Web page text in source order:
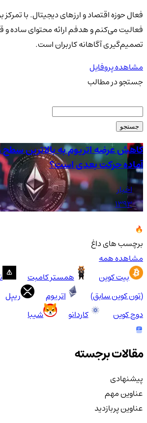
فعال حوزه اقتصاد و ارزهای دیجیتال. با تمرکز بر
فعالیت می‌کنم و هدفم ارائه محتوای ساده و
تصمیم‌گیری آگاهانه کاربران است.
مشاهده پروفایل
جستجو در مطالب
جستجو
آماده حرکت بعدی است؟
اخبار
1393
برچسب های داغ
مشاهده همه
بیت کوین
همستر کامبت
(تون کوین سابق)
اتریوم ریپل
دوج کوین
کاردانو شیبا
مقالات برجسته
پیشنهادی
عناوین مهم
عناوین پربازدید